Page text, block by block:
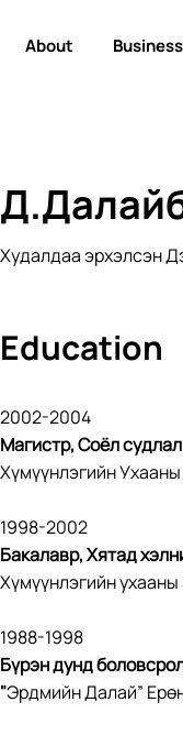
About
Худалдаа эрхэлсэн
Education
2002-2004
Магистр, Соёл судлал
Хүмүүнлэгийн
1998-2002
Бакалавр, Хятад
Хүмүүнлэгийн ухааны
1988-1998
Бүрэн дунд
"Эрдмийн Далай”